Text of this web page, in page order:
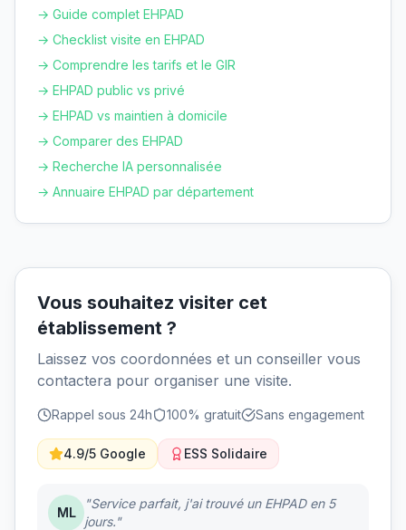
→ Guide complet EHPAD
→ Checklist visite en EHPAD
→ Comprendre les tarifs et le GIR
→ EHPAD public vs privé
→ EHPAD vs maintien à domicile
→ Comparer des EHPAD
→ Recherche IA personnalisée
→ Annuaire EHPAD par département
Vous souhaitez visiter cet
établissement ?
Laissez vos coordonnées et un conseiller vous
contactera pour organiser une visite.
Rappel sous 24h 100% gratuit Sans engagement
4.9/5 Google ESS Solidaire
ML
"Service parfait, j'ai trouvé un EHPAD en 5
jours."